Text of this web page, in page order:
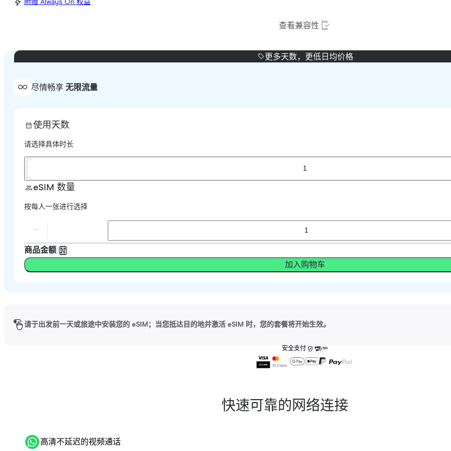
附赠 Always On 权益
查看兼容性
更多天数，更低日均价格
尽情畅享 无限流量
使用天数
请选择具体时长
1
eSIM 数量
按每人一张进行选择
商品金额
加入购物车
请于出发前一天或旅途中安装您的 eSIM；当您抵达目的地并激活 eSIM 时，您的套餐将开始生效。
安全支付
快速可靠的网络连接
高清不延迟的视频通话